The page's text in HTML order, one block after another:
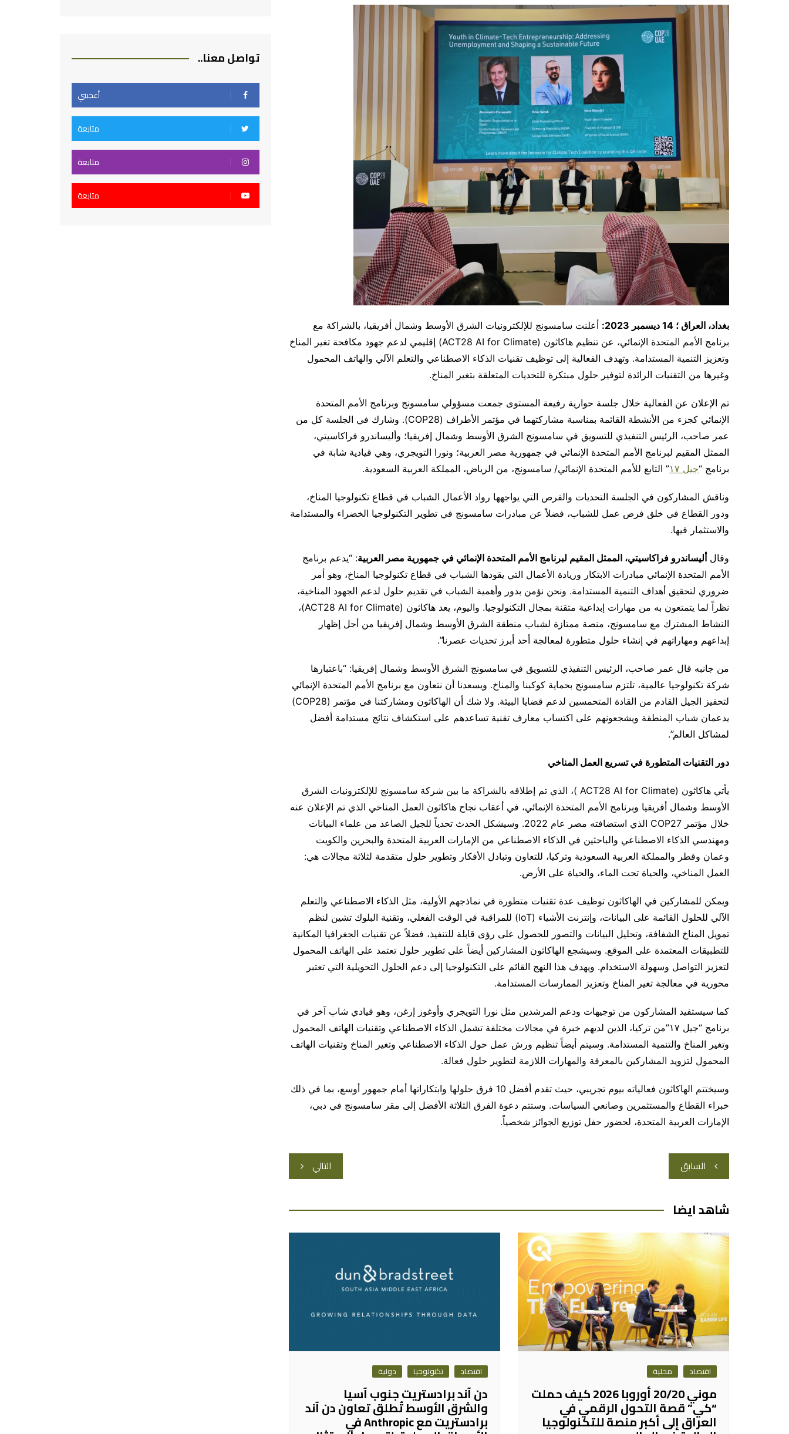
بغداد، العراق ؛ 14 ديسمبر 2023:
أعلنت سامسونج للإلكترونيات الشرق الأوسط وشمال أفريقيا، بالشراكة مع
برنامج الأمم المتحدة الإنمائي، عن تنظيم هاكاثون (ACT28 AI for Climate) إقليمي لدعم جهود مكافحة تغير المناخ
وتعزيز التنمية المستدامة. وتهدف الفعالية إلى توظيف تقنيات الذكاء الاصطناعي والتعلم الآلي والهاتف المحمول
وغيرها من التقنيات الرائدة لتوفير حلول مبتكرة للتحديات المتعلقة بتغير المناخ.
تم الإعلان عن الفعالية خلال جلسة حوارية رفيعة المستوى جمعت مسؤولي سامسونج وبرنامج الأمم المتحدة
الإنمائي كجزء من الأنشطة القائمة بمناسبة مشاركتهما في مؤتمر الأطراف (COP28). وشارك في الجلسة كل من
عمر صاحب، الرئيس التنفيذي للتسويق في سامسونج الشرق الأوسط وشمال إفريقيا؛ وأليساندرو فراكاسيتي،
الممثل المقيم لبرنامج الأمم المتحدة الإنمائي في جمهورية مصر العربية؛ ونورا التويجري، وهي قيادية شابة في
برنامج “جيل ١٧ ” التابع للأمم المتحدة الإنمائي/ سامسونج، من الرياض، المملكة العربية السعودية.
وناقش المشاركون في الجلسة التحديات والفرص التي يواجهها رواد الأعمال الشباب في قطاع تكنولوجيا المناخ،
ودور القطاع في خلق فرص عمل للشباب، فضلاً عن مبادرات سامسونج في تطوير التكنولوجيا الخضراء والمستدامة
والاستثمار فيها.
وقالأليساندرو فراكاسيتي، الممثل المقيم لبرنامج الأمم المتحدة الإنمائي في جمهورية مصر العربية: “يدعم برنامج
الأمم المتحدة الإنمائي مبادرات الابتكار وريادة الأعمال التي يقودها الشباب في قطاع تكنولوجيا المناخ، وهو أمر
ضروري لتحقيق أهداف التنمية المستدامة. ونحن نؤمن بدور وأهمية الشباب في تقديم حلول لدعم الجهود المناخية،
نظراً لما يتمتعون به من مهارات إبداعية متقنة بمجال التكنولوجيا. واليوم، يعد هاكاثون (ACT28 AI for Climate)،
النشاط المشترك مع سامسونج، منصة ممتازة لشباب منطقة الشرق الأوسط وشمال إفريقيا من أجل إظهار
إبداعهم ومهاراتهم في إنشاء حلول متطورة لمعالجة أحد أبرز تحديات عصرنا”.
من جانبه قال عمر صاحب، الرئيس التنفيذي للتسويق في سامسونج الشرق الأوسط وشمال إفريقيا: “باعتبارها
شركة تكنولوجيا عالمية، تلتزم سامسونج بحماية كوكبنا والمناخ. ويسعدنا أن نتعاون مع برنامج الأمم المتحدة الإنمائي
لتحفيز الجيل القادم من القادة المتحمسين لدعم قضايا البيئة. ولا شك أن الهاكاثون ومشاركتنا في مؤتمر (COP28)
يدعمان شباب المنطقة ويشجعونهم على اكتساب معارف تقنية تساعدهم على استكشاف نتائج مستدامة أفضل
لمشاكل العالم”.
دور التقنيات المتطورة في تسريع العمل المناخي
يأتي هاكاثون (ACT28 AI for Climate )، الذي تم إطلاقه بالشراكة ما بين شركة سامسونج للإلكترونيات الشرق
الأوسط وشمال أفريقيا وبرنامج الأمم المتحدة الإنمائي، في أعقاب نجاح هاكاثون العمل المناخي الذي تم الإعلان عنه
خلال مؤتمر COP27 الذي استضافته مصر عام 2022. وسيشكل الحدث تحدياً للجيل الصاعد من علماء البيانات
ومهندسي الذكاء الاصطناعي والباحثين في الذكاء الاصطناعي من الإمارات العربية المتحدة والبحرين والكويت
وعمان وقطر والمملكة العربية السعودية وتركيا، للتعاون وتبادل الأفكار وتطوير حلول متقدمة لثلاثة مجالات هي:
العمل المناخي، والحياة تحت الماء، والحياة على الأرض.
ويمكن للمشاركين في الهاكاثون توظيف عدة تقنيات متطورة في نماذجهم الأولية، مثل الذكاء الاصطناعي والتعلم
الآلي للحلول القائمة على البيانات، وإنترنت الأشياء (IoT) للمراقبة في الوقت الفعلي، وتقنية البلوك تشين لنظم
تمويل المناخ الشفافة، وتحليل البيانات والتصور للحصول على رؤى قابلة للتنفيذ، فضلاً عن تقنيات الجغرافيا المكانية
للتطبيقات المعتمدة على الموقع. وسيشجع الهاكاثون المشاركين أيضاً على تطوير حلول تعتمد على الهاتف المحمول
لتعزيز التواصل وسهولة الاستخدام. ويهدف هذا النهج القائم على التكنولوجيا إلى دعم الحلول التحويلية التي تعتبر
محورية في معالجة تغير المناخ وتعزيز الممارسات المستدامة.
كما سيستفيد المشاركون من توجيهات ودعم المرشدين مثل نورا التويجري وأوغوز إرغن، وهو قيادي شاب آخر في
برنامج “جيل ١٧”من تركيا، الذين لديهم خبرة في مجالات مختلفة تشمل الذكاء الاصطناعي وتقنيات الهاتف المحمول
وتغير المناخ والتنمية المستدامة. وسيتم أيضاً تنظيم ورش عمل حول الذكاء الاصطناعي وتغير المناخ وتقنيات الهاتف
المحمول لتزويد المشاركين بالمعرفة والمهارات اللازمة لتطوير حلول فعالة.
وسيختتم الهاكاثون فعالياته بيوم تجريبي، حيث تقدم أفضل 10 فرق حلولها وابتكاراتها أمام جمهور أوسع، بما في ذلك
خبراء القطاع والمستثمرين وصانعي السياسات. وستتم دعوة الفرق الثلاثة الأفضل إلى مقر سامسونج في دبي،
الإمارات العربية المتحدة، لحضور حفل توزيع الجوائز شخصياً.
تصفّح
المقالات
السابق التالي
شاهد ايضا
اقتصاد محلية
موني 20/20 أوروبا 2026 كيف حملت
“كي” قصة التحول الرقمي في
العراق إلى أكبر منصة للتكنولوجيا
اقتصاد تكنولوجيا دولية
دن آند برادستريت جنوب آسيا
والشرق الأوسط تُطلق تعاون دن آند
برادستريت مع Anthropic في
تواصل معنا..
أعجبني
متابعة
متابعة
متابعة